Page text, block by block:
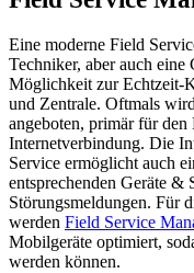
Eine moderne Field
Techniker, aber auch
Möglichkeit zur Echtzeit-
und Zentrale. Oftmals
angeboten, primär für
Internetverbindung. Die
Service ermöglicht auch
entsprechenden Geräte &
Störungsmeldungen. Für
werden Field Service
Mobilgeräte optimiert,
werden können.